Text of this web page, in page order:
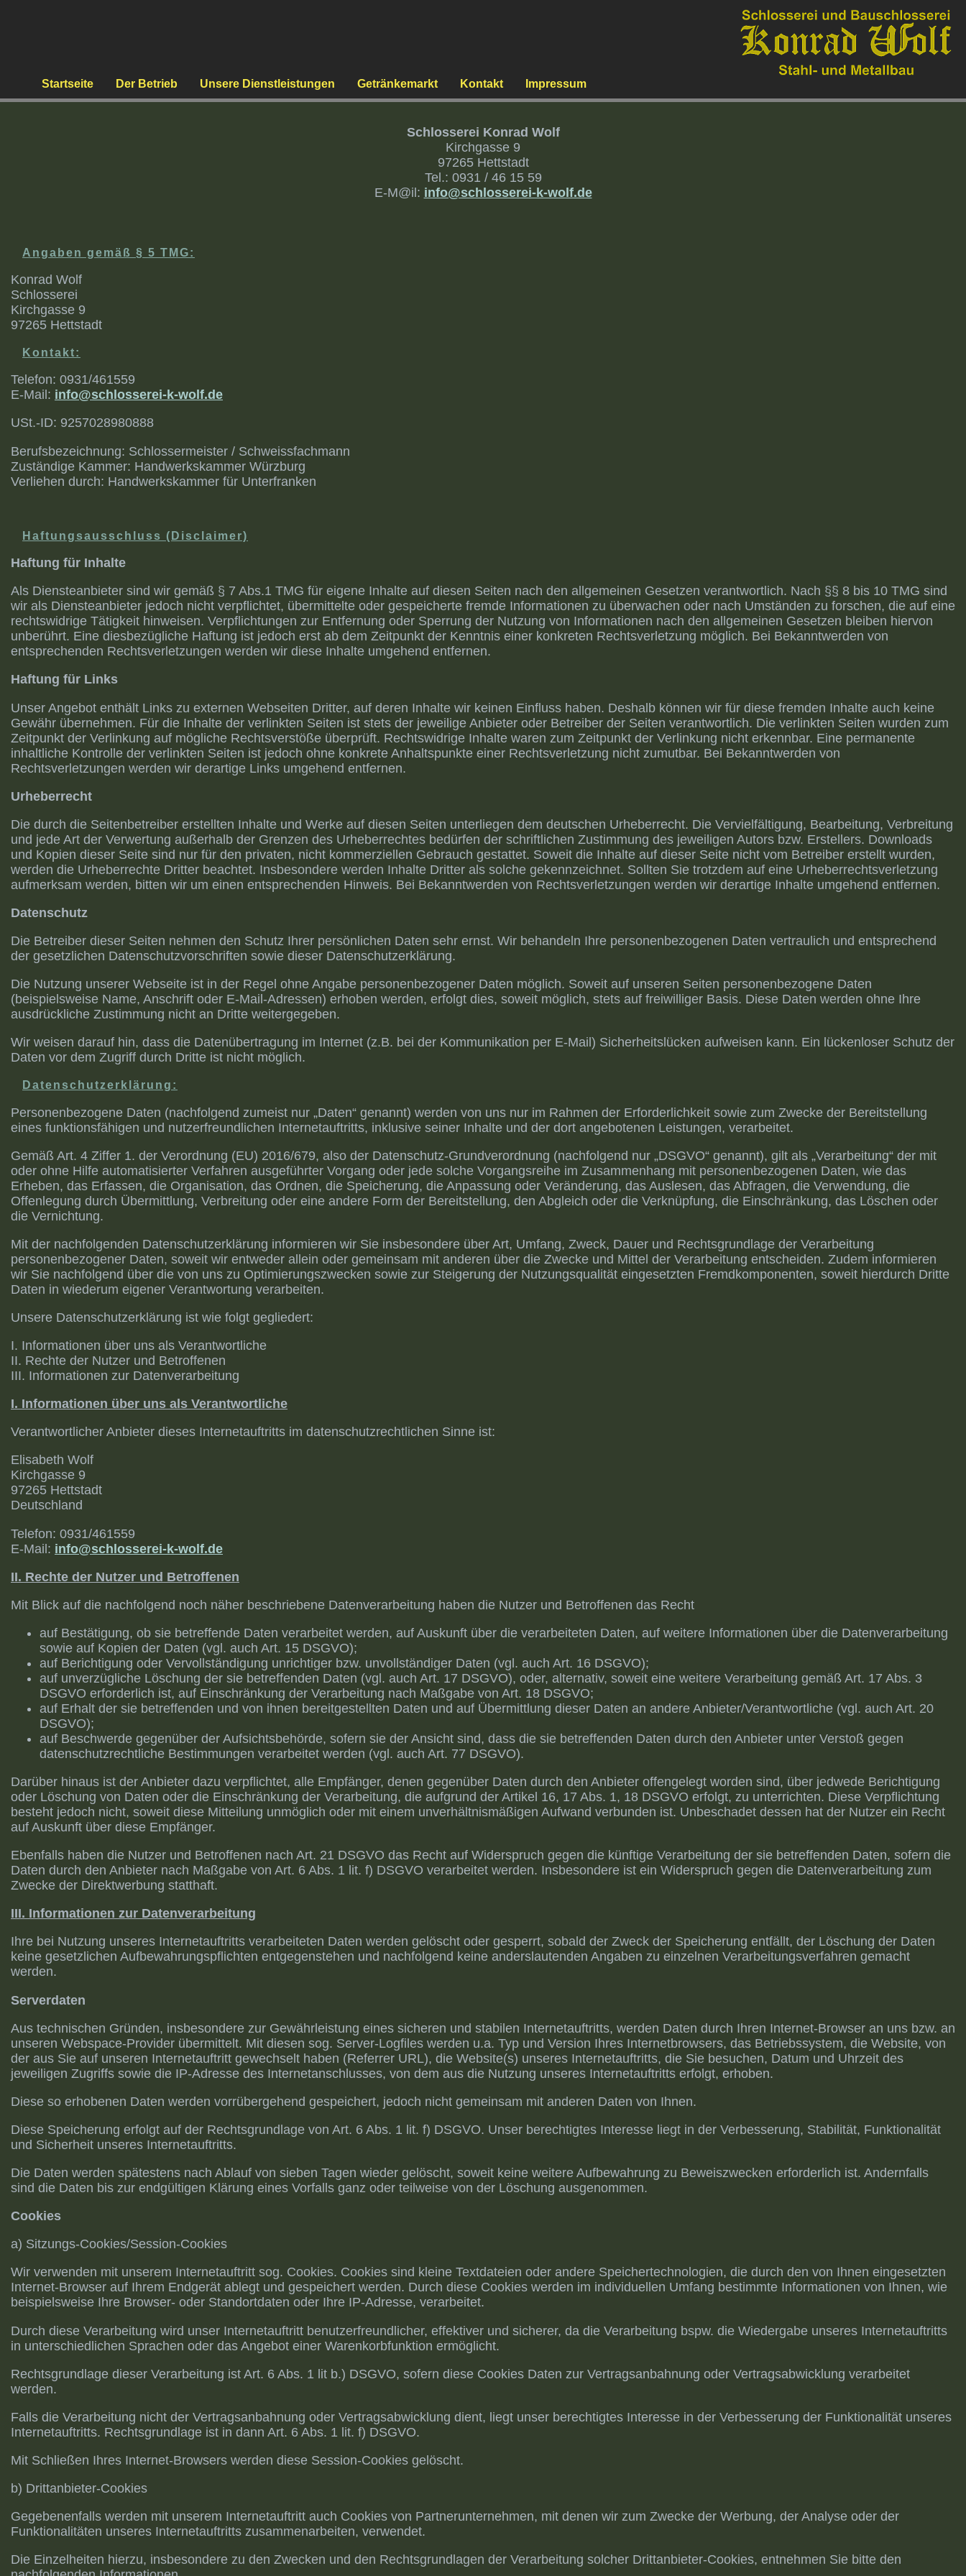
Startseite Der Betrieb Unsere Dienstleistungen Getränkemarkt Kontakt Impressum
Schlosserei Konrad Wolf
Kirchgasse 9
97265 Hettstadt
Tel.: 0931 / 46 15 59
E-M@il: info@schlosserei-k-wolf.de
Angaben gemäß § 5 TMG:
Konrad Wolf
Schlosserei
Kirchgasse 9
97265 Hettstadt
Kontakt:
Telefon: 0931/461559
E-Mail: info@schlosserei-k-wolf.de
USt.-ID: 9257028980888
Berufsbezeichnung: Schlossermeister / Schweissfachmann
Zuständige Kammer: Handwerkskammer Würzburg
Verliehen durch: Handwerkskammer für Unterfranken
Haftungsausschluss (Disclaimer)
Haftung für Inhalte
Als Diensteanbieter sind wir gemäß § 7 Abs.1 TMG für eigene Inhalte auf diesen Seiten nach den allgemeinen Gesetzen verantwortlich. Nach §§ 8 bis 10 TMG sind
wir als Diensteanbieter jedoch nicht verpflichtet, übermittelte oder gespeicherte fremde Informationen zu überwachen oder nach Umständen zu forschen, die auf eine
rechtswidrige Tätigkeit hinweisen. Verpflichtungen zur Entfernung oder Sperrung der Nutzung von Informationen nach den allgemeinen Gesetzen bleiben hiervon
unberührt. Eine diesbezügliche Haftung ist jedoch erst ab dem Zeitpunkt der Kenntnis einer konkreten Rechtsverletzung möglich. Bei Bekanntwerden von
entsprechenden Rechtsverletzungen werden wir diese Inhalte umgehend entfernen.
Haftung für Links
Unser Angebot enthält Links zu externen Webseiten Dritter, auf deren Inhalte wir keinen Einfluss haben. Deshalb können wir für diese fremden Inhalte auch keine
Gewähr übernehmen. Für die Inhalte der verlinkten Seiten ist stets der jeweilige Anbieter oder Betreiber der Seiten verantwortlich. Die verlinkten Seiten wurden zum
Zeitpunkt der Verlinkung auf mögliche Rechtsverstöße überprüft. Rechtswidrige Inhalte waren zum Zeitpunkt der Verlinkung nicht erkennbar. Eine permanente
inhaltliche Kontrolle der verlinkten Seiten ist jedoch ohne konkrete Anhaltspunkte einer Rechtsverletzung nicht zumutbar. Bei Bekanntwerden von
Rechtsverletzungen werden wir derartige Links umgehend entfernen.
Urheberrecht
Die durch die Seitenbetreiber erstellten Inhalte und Werke auf diesen Seiten unterliegen dem deutschen Urheberrecht. Die Vervielfältigung, Bearbeitung, Verbreitung
und jede Art der Verwertung außerhalb der Grenzen des Urheberrechtes bedürfen der schriftlichen Zustimmung des jeweiligen Autors bzw. Erstellers. Downloads
und Kopien dieser Seite sind nur für den privaten, nicht kommerziellen Gebrauch gestattet. Soweit die Inhalte auf dieser Seite nicht vom Betreiber erstellt wurden,
werden die Urheberrechte Dritter beachtet. Insbesondere werden Inhalte Dritter als solche gekennzeichnet. Sollten Sie trotzdem auf eine Urheberrechtsverletzung
aufmerksam werden, bitten wir um einen entsprechenden Hinweis. Bei Bekanntwerden von Rechtsverletzungen werden wir derartige Inhalte umgehend entfernen.
Datenschutz
Die Betreiber dieser Seiten nehmen den Schutz Ihrer persönlichen Daten sehr ernst. Wir behandeln Ihre personenbezogenen Daten vertraulich und entsprechend
der gesetzlichen Datenschutzvorschriften sowie dieser Datenschutzerklärung.
Die Nutzung unserer Webseite ist in der Regel ohne Angabe personenbezogener Daten möglich. Soweit auf unseren Seiten personenbezogene Daten
(beispielsweise Name, Anschrift oder E-Mail-Adressen) erhoben werden, erfolgt dies, soweit möglich, stets auf freiwilliger Basis. Diese Daten werden ohne Ihre
ausdrückliche Zustimmung nicht an Dritte weitergegeben.
Wir weisen darauf hin, dass die Datenübertragung im Internet (z.B. bei der Kommunikation per E-Mail) Sicherheitslücken aufweisen kann. Ein lückenloser Schutz der
Daten vor dem Zugriff durch Dritte ist nicht möglich.
Datenschutzerklärung:
Personenbezogene Daten (nachfolgend zumeist nur „Daten“ genannt) werden von uns nur im Rahmen der Erforderlichkeit sowie zum Zwecke der Bereitstellung
eines funktionsfähigen und nutzerfreundlichen Internetauftritts, inklusive seiner Inhalte und der dort angebotenen Leistungen, verarbeitet.
Gemäß Art. 4 Ziffer 1. der Verordnung (EU) 2016/679, also der Datenschutz-Grundverordnung (nachfolgend nur „DSGVO“ genannt), gilt als „Verarbeitung“ der mit
oder ohne Hilfe automatisierter Verfahren ausgeführter Vorgang oder jede solche Vorgangsreihe im Zusammenhang mit personenbezogenen Daten, wie das
Erheben, das Erfassen, die Organisation, das Ordnen, die Speicherung, die Anpassung oder Veränderung, das Auslesen, das Abfragen, die Verwendung, die
Offenlegung durch Übermittlung, Verbreitung oder eine andere Form der Bereitstellung, den Abgleich oder die Verknüpfung, die Einschränkung, das Löschen oder
die Vernichtung.
Mit der nachfolgenden Datenschutzerklärung informieren wir Sie insbesondere über Art, Umfang, Zweck, Dauer und Rechtsgrundlage der Verarbeitung
personenbezogener Daten, soweit wir entweder allein oder gemeinsam mit anderen über die Zwecke und Mittel der Verarbeitung entscheiden. Zudem informieren
wir Sie nachfolgend über die von uns zu Optimierungszwecken sowie zur Steigerung der Nutzungsqualität eingesetzten Fremdkomponenten, soweit hierdurch Dritte
Daten in wiederum eigener Verantwortung verarbeiten.
Unsere Datenschutzerklärung ist wie folgt gegliedert:
I. Informationen über uns als Verantwortliche
II. Rechte der Nutzer und Betroffenen
III. Informationen zur Datenverarbeitung
I. Informationen über uns als Verantwortliche
Verantwortlicher Anbieter dieses Internetauftritts im datenschutzrechtlichen Sinne ist:
Elisabeth Wolf
Kirchgasse 9
97265 Hettstadt
Deutschland
Telefon: 0931/461559
E-Mail: info@schlosserei-k-wolf.de
II. Rechte der Nutzer und Betroffenen
Mit Blick auf die nachfolgend noch näher beschriebene Datenverarbeitung haben die Nutzer und Betroffenen das Recht
auf Bestätigung, ob sie betreffende Daten verarbeitet werden, auf Auskunft über die verarbeiteten Daten, auf weitere Informationen über die Datenverarbeitung
sowie auf Kopien der Daten (vgl. auch Art. 15 DSGVO);
auf Berichtigung oder Vervollständigung unrichtiger bzw. unvollständiger Daten (vgl. auch Art. 16 DSGVO);
auf unverzügliche Löschung der sie betreffenden Daten (vgl. auch Art. 17 DSGVO), oder, alternativ, soweit eine weitere Verarbeitung gemäß Art. 17 Abs. 3
DSGVO erforderlich ist, auf Einschränkung der Verarbeitung nach Maßgabe von Art. 18 DSGVO;
auf Erhalt der sie betreffenden und von ihnen bereitgestellten Daten und auf Übermittlung dieser Daten an andere Anbieter/Verantwortliche (vgl. auch Art. 20
DSGVO);
auf Beschwerde gegenüber der Aufsichtsbehörde, sofern sie der Ansicht sind, dass die sie betreffenden Daten durch den Anbieter unter Verstoß gegen
datenschutzrechtliche Bestimmungen verarbeitet werden (vgl. auch Art. 77 DSGVO).
Darüber hinaus ist der Anbieter dazu verpflichtet, alle Empfänger, denen gegenüber Daten durch den Anbieter offengelegt worden sind, über jedwede Berichtigung
oder Löschung von Daten oder die Einschränkung der Verarbeitung, die aufgrund der Artikel 16, 17 Abs. 1, 18 DSGVO erfolgt, zu unterrichten. Diese Verpflichtung
besteht jedoch nicht, soweit diese Mitteilung unmöglich oder mit einem unverhältnismäßigen Aufwand verbunden ist. Unbeschadet dessen hat der Nutzer ein Recht
auf Auskunft über diese Empfänger.
Ebenfalls haben die Nutzer und Betroffenen nach Art. 21 DSGVO das Recht auf Widerspruch gegen die künftige Verarbeitung der sie betreffenden Daten, sofern die
Daten durch den Anbieter nach Maßgabe von Art. 6 Abs. 1 lit. f) DSGVO verarbeitet werden. Insbesondere ist ein Widerspruch gegen die Datenverarbeitung zum
Zwecke der Direktwerbung statthaft.
III. Informationen zur Datenverarbeitung
Ihre bei Nutzung unseres Internetauftritts verarbeiteten Daten werden gelöscht oder gesperrt, sobald der Zweck der Speicherung entfällt, der Löschung der Daten
keine gesetzlichen Aufbewahrungspflichten entgegenstehen und nachfolgend keine anderslautenden Angaben zu einzelnen Verarbeitungsverfahren gemacht
werden.
Serverdaten
Aus technischen Gründen, insbesondere zur Gewährleistung eines sicheren und stabilen Internetauftritts, werden Daten durch Ihren Internet-Browser an uns bzw. an
unseren Webspace-Provider übermittelt. Mit diesen sog. Server-Logfiles werden u.a. Typ und Version Ihres Internetbrowsers, das Betriebssystem, die Website, von
der aus Sie auf unseren Internetauftritt gewechselt haben (Referrer URL), die Website(s) unseres Internetauftritts, die Sie besuchen, Datum und Uhrzeit des
jeweiligen Zugriffs sowie die IP-Adresse des Internetanschlusses, von dem aus die Nutzung unseres Internetauftritts erfolgt, erhoben.
Diese so erhobenen Daten werden vorrübergehend gespeichert, jedoch nicht gemeinsam mit anderen Daten von Ihnen.
Diese Speicherung erfolgt auf der Rechtsgrundlage von Art. 6 Abs. 1 lit. f) DSGVO. Unser berechtigtes Interesse liegt in der Verbesserung, Stabilität, Funktionalität
und Sicherheit unseres Internetauftritts.
Die Daten werden spätestens nach Ablauf von sieben Tagen wieder gelöscht, soweit keine weitere Aufbewahrung zu Beweiszwecken erforderlich ist. Andernfalls
sind die Daten bis zur endgültigen Klärung eines Vorfalls ganz oder teilweise von der Löschung ausgenommen.
Cookies
a) Sitzungs-Cookies/Session-Cookies
Wir verwenden mit unserem Internetauftritt sog. Cookies. Cookies sind kleine Textdateien oder andere Speichertechnologien, die durch den von Ihnen eingesetzten
Internet-Browser auf Ihrem Endgerät ablegt und gespeichert werden. Durch diese Cookies werden im individuellen Umfang bestimmte Informationen von Ihnen, wie
beispielsweise Ihre Browser- oder Standortdaten oder Ihre IP-Adresse, verarbeitet.
Durch diese Verarbeitung wird unser Internetauftritt benutzerfreundlicher, effektiver und sicherer, da die Verarbeitung bspw. die Wiedergabe unseres Internetauftritts
in unterschiedlichen Sprachen oder das Angebot einer Warenkorbfunktion ermöglicht.
Rechtsgrundlage dieser Verarbeitung ist Art. 6 Abs. 1 lit b.) DSGVO, sofern diese Cookies Daten zur Vertragsanbahnung oder Vertragsabwicklung verarbeitet
werden.
Falls die Verarbeitung nicht der Vertragsanbahnung oder Vertragsabwicklung dient, liegt unser berechtigtes Interesse in der Verbesserung der Funktionalität unseres
Internetauftritts. Rechtsgrundlage ist in dann Art. 6 Abs. 1 lit. f) DSGVO.
Mit Schließen Ihres Internet-Browsers werden diese Session-Cookies gelöscht.
b) Drittanbieter-Cookies
Gegebenenfalls werden mit unserem Internetauftritt auch Cookies von Partnerunternehmen, mit denen wir zum Zwecke der Werbung, der Analyse oder der
Funktionalitäten unseres Internetauftritts zusammenarbeiten, verwendet.
Die Einzelheiten hierzu, insbesondere zu den Zwecken und den Rechtsgrundlagen der Verarbeitung solcher Drittanbieter-Cookies, entnehmen Sie bitte den